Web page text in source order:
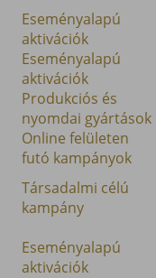
Eseményalapú
aktivációk
Eseményalapú
aktivációk
Produkciós és
nyomdai gyártások
Online felületen
futó kampányok
Társadalmi célú
kampány
Eseményalapú
aktivációk